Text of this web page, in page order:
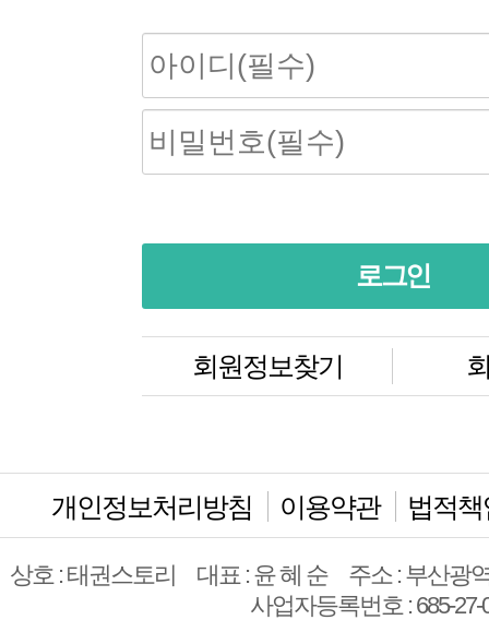
회원정보찾기
개인정보처리방침 이용약관 법적
상호 : 태권스토리 대표 : 윤 혜 순
주소 : 부산광
사업자등록번호 : 685-27-